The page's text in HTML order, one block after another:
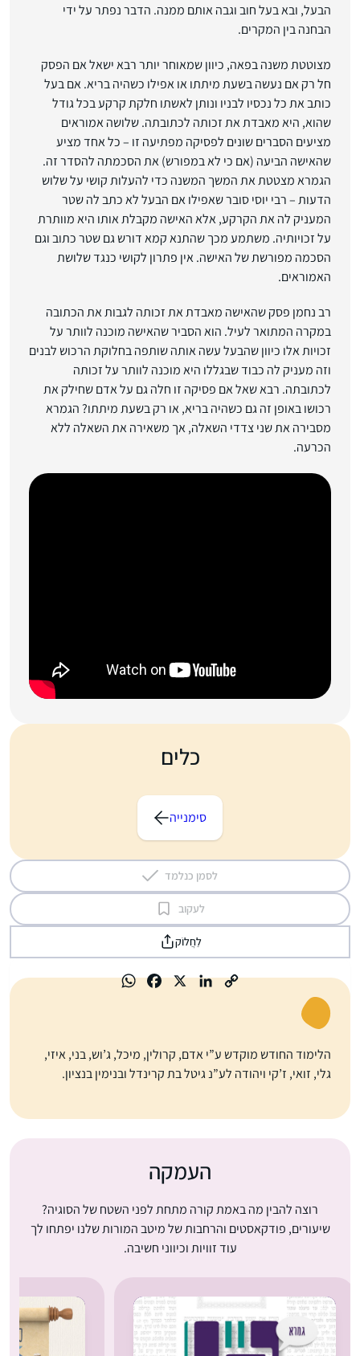
הבעל, ובא בעל חוב וגבה אותם ממנה. הדבר נפתר על ידי
הבחנה בין המקרים.
מצוטטת משנה בפאה, כיוון שמאוחר יותר רבא ישאל אם הפסק
חל רק אם נעשה בשעת מיתתו או אפילו כשהיה בריא. אם בעל
כותב את כל נכסיו לבניו ונותן לאשתו חלקת קרקע בכל גודל
שהוא, היא מאבדת את זכותה לכתובתה. שלושה אמוראים
מציעים הסברים שונים לפסיקה מפתיעה זו – כל אחד מציע
שהאישה הביעה (אם כי לא במפורש) את הסכמתה להסדר זה.
הגמרא מצטטת את המשך המשנה כדי להעלות קושי על שלוש
הדעות – רבי יוסי סובר שאפילו אם הבעל לא כתב לה שטר
המעניק לה את הקרקע, אלא האישה מקבלת אותו היא מוותרת
על זכויותיה. משתמע מכך שהתנא קמא דורש גם שטר כתוב וגם
הסכמה מפורשת של האישה. אין פתרון לקושי כנגד שלושת
האמוראים.
רב נחמן פסק שהאישה מאבדת את זכותה לגבות את הכתובה
במקרה המתואר לעיל. הוא הסביר שהאישה מוכנה לוותר על
זכויות אלו כיוון שהבעל עשה אותה שותפה בחלוקת הרכוש לבנים
וזה מעניק לה כבוד שבגללו היא מוכנה לוותר על זכותה
לכתובתה. רבא שאל אם פסיקה זו חלה גם על אדם שחילק את
רכושו באופן זה גם כשהיה בריא, או רק בשעת מיתתו? הגמרא
מסבירה את שני צדדי השאלה, אך משאירה את השאלה ללא
הכרעה.
כלים
סימנייה
לסמן כנלמד
לעקוב
לַחֲלוֹק
הלימוד החודש מוקדש ע”י אדם, קרולין, מיכל, ג’וש, בני, איזי,
גלי, זואי, ז’קי ויהודה לע”נ גיטל בת קרינדל ובנימין בנציון.
העמקה
רוצה להבין מה באמת קורה מתחת לפני השטח של הסוגיה?
שיעורים, פודקאסטים והרחבות של מיטב המורות שלנו יפתחו לך
עוד זוויות וכיווני חשיבה.